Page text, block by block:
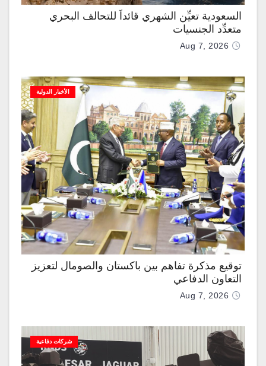
السعودية تعيِّن الشهري قائداً للتحالف البحري
متعدِّد الجنسيات
Aug 7, 2026
الأخبار الدولية
توقيع مذكرة تفاهم بين باكستان والصومال لتعزيز
التعاون الدفاعي
Aug 7, 2026
شركات دفاعية